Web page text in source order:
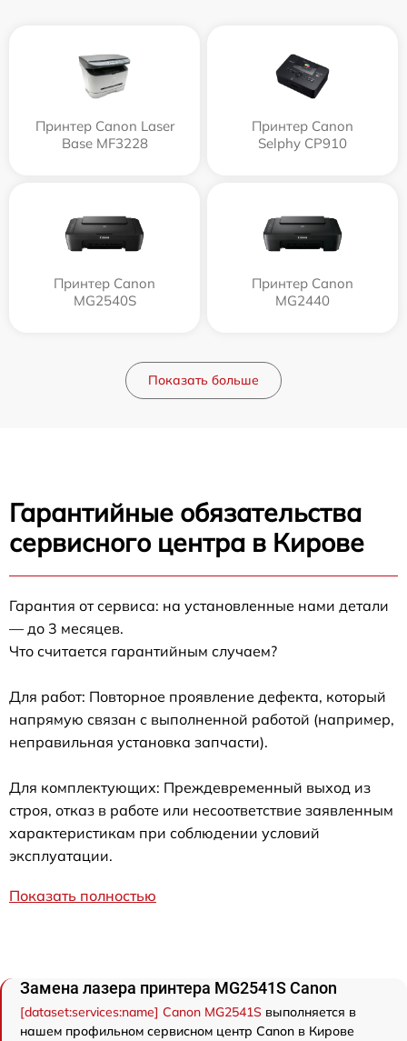
Принтер Canon Laser
Base MF3228
Принтер Canon
Selphy CP910
Принтер Canon
MG2540S
Принтер Canon
MG2440
Показать больше
Гарантийные обязательства
сервисного центра в Кирове
Гарантия от сервиса: на установленные нами детали
— до 3 месяцев.
Что считается гарантийным случаем?
Для работ: Повторное проявление дефекта, который
напрямую связан с выполненной работой (например,
неправильная установка запчасти).
Для комплектующих: Преждевременный выход из
строя, отказ в работе или несоответствие заявленным
характеристикам при соблюдении условий
эксплуатации.
Показать полностью
Замена лазера принтера MG2541S Canon
[dataset:services:name] Canon MG2541S выполняется в
нашем профильном сервисном центр Canon в Кирове